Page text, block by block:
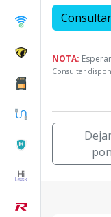
NOTA:
Consultar